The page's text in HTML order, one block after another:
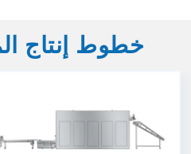
خطوط إنتاج